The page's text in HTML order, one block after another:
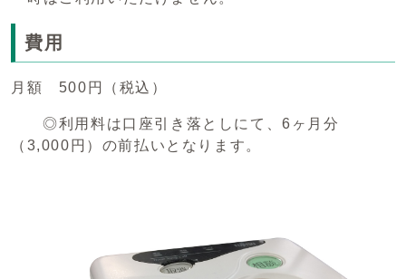
費用
月額 500円（税込）
◎利用料は口座引き落としにて、6ヶ月分
（3,000円）の前払いとなります。